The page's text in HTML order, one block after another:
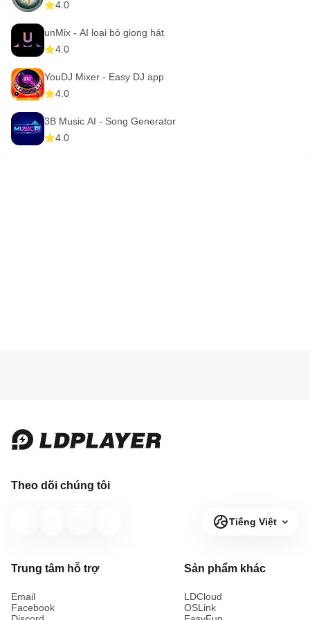
Facebook - http://fb.com/radiofmapp
Twitter - http://twitter.com/radiofmapp
Instagram - https://instagram.com/radiofmapp
❗Lưu ý: Ứng dụng này không hoạt động nếu không có kết
nối internet hoặc wifi. Có thể có một số đài FM không hoạt
động vì luồng của chúng tạm thời ngoại tuyến.
Bạn cũng có thể ghé thăm chúng tôi trên
4.0
unMix - AI loại bỏ giọng hát
4.0
YouDJ Mixer - Easy DJ app
4.0
3B Music AI - Song Generator
4.0
Theo dõi chúng tôi
Tiếng Việt
Trung tâm hỗ trợ
Email
Facebook
Sản phẩm khác
LDCloud
OSLink